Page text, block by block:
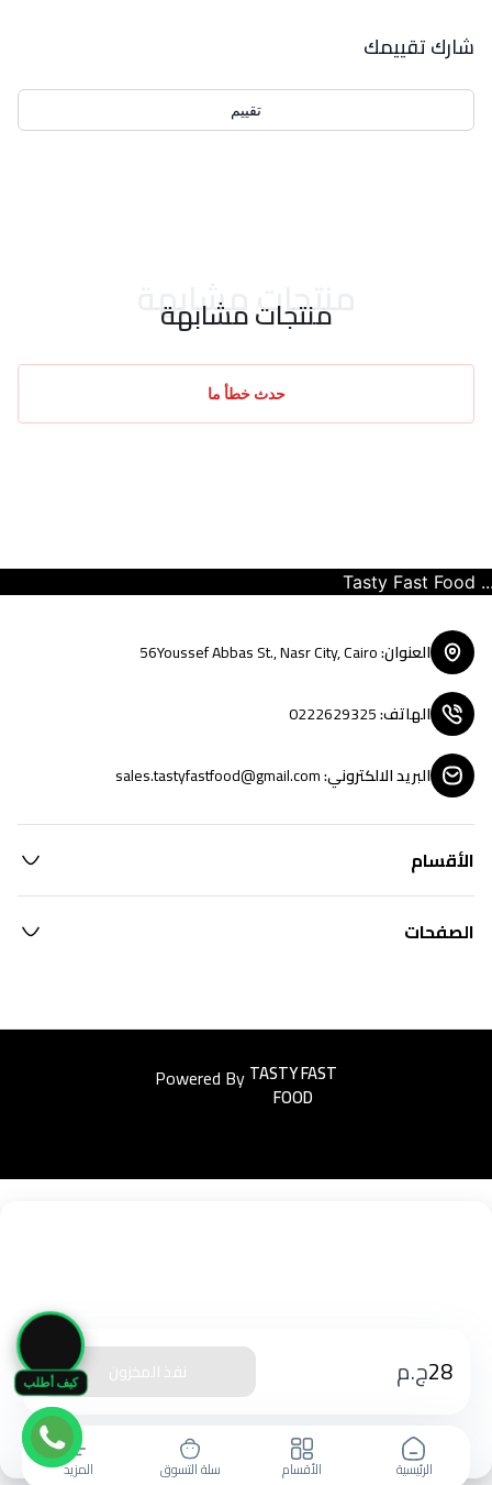
كيف أطلب
شارك تقييمك
تقييم
منتجات مشابهة
منتجات مشابهة
حدث خطأ ما
28ج.م نفذ المخزون
الرئيسية الأقسام سلة التسوق المزيد
Tasty Fast Food ...
العنوان:
56Youssef Abbas St., Nasr City, Cairo
الهاتف:
0222629325
البريد الالكتروني:
sales.tastyfastfood@gmail.com
الأقسام
الصفحات
Powered ByEasyorders